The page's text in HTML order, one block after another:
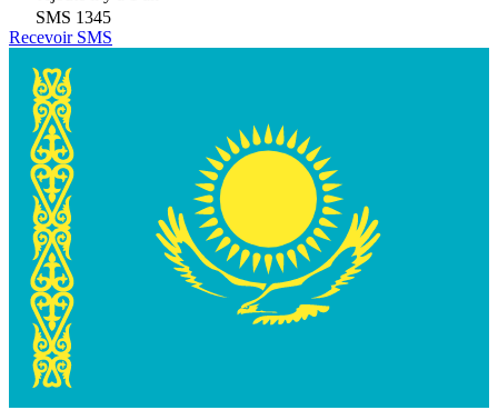
SMS 1345
Recevoir SMS